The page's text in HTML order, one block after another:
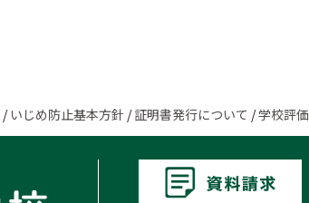
/いじめ防止基本方針 /証明書発行について /学校評価